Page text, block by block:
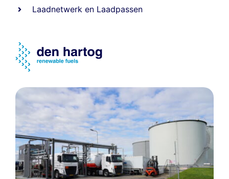
Laadnetwerk en Laadpassen